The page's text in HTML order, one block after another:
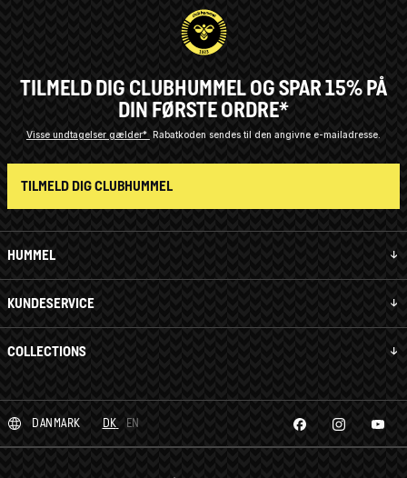
HUMMEL
KUNDESERVICE
COLLECTIONS
TILMELD DIG CLUBHUMMEL OG SPAR 15% PÅ
DIN FØRSTE ORDRE*
Visse undtagelser gælder* Rabatkoden sendes til den angivne e-mailadresse.
TILMELD DIG CLUBHUMMEL
DANMARK DK EN